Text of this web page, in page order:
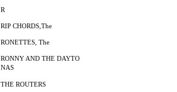
R
RIP CHORDS,The
RONETTES, The
RONNY AND THE DAYTO
NAS
THE ROUTERS